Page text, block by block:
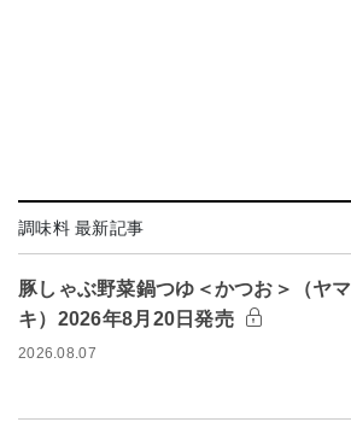
調味料 最新記事
豚しゃぶ野菜鍋つゆ＜かつお＞（ヤマ
キ）2026年8月20日発売
2026.08.07